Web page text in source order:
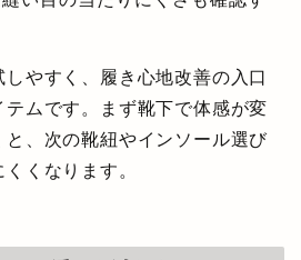
やすく、履き心地改善の入口
テムです。まず靴下で体感が変
、次の靴紐やインソール選び
くなります。